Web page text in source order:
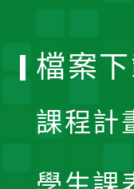
檔案
課程計